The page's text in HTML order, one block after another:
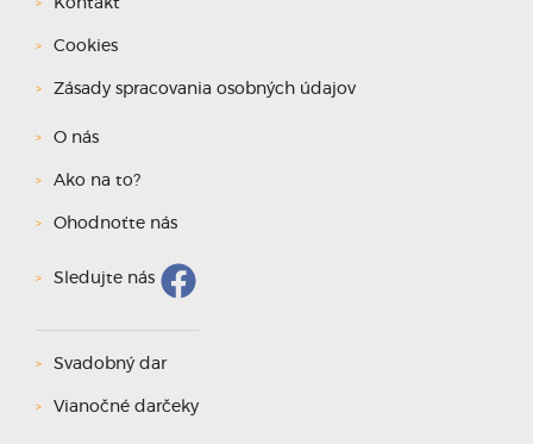
Kontakt
Cookies
Zásady spracovania osobných údajov
O nás
Ako na to?
Ohodnoťte nás
Sledujte nás
Svadobný dar
Vianočné darčeky